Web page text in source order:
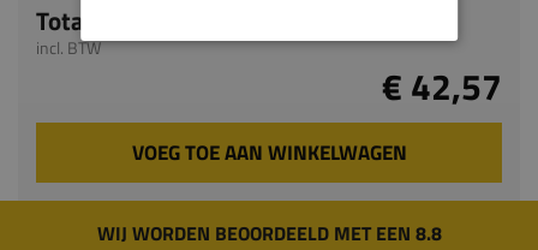
Totaal
incl. BTW
€ 42,57
VOEG TOE AAN WINKELWAGEN
WIJ WORDEN BEOORDEELD MET EEN 8.8